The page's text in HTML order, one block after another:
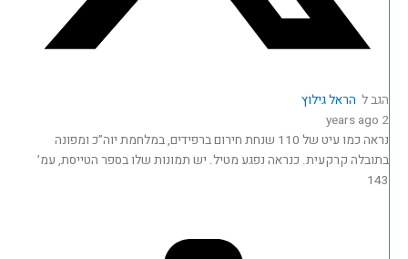
הגב ל הראל גילוץ
2 years ago
נראה כמו עיט של 110 שנחת חירום ברפידים, במלחמת יוה”כ ומפונה
בתובלה קרקעית. כנראה נפגע מטיל. יש תמונות שלו בספר הטייסת, עמ’
143